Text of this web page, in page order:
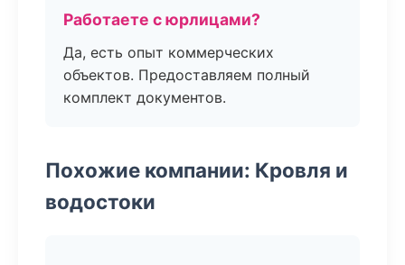
Работаете с юрлицами?
Да, есть опыт коммерческих
объектов. Предоставляем полный
комплект документов.
Похожие компании: Кровля и
водостоки